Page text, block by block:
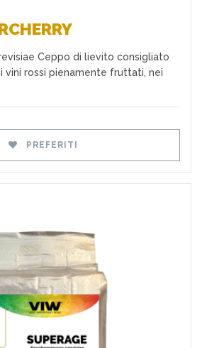
Ceppo di lievito consigliato
vini rossi pienamente fruttati, nei
PREFERITI